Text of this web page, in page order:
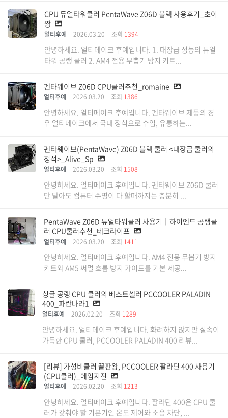
CPU 듀얼타워쿨러 PentaWave Z06D 블랙 사용후기_초이
짱
얼티후예 2026.03.20 조회 1394
안녕하세요. 얼티메이크 후예입니다. 1. 대장급 성능의 듀얼
타워 공랭 쿨러 2. AM4 전용 무뽑기 방지 키트...
펜타웨이브 Z06D CPU쿨러추천_romaine
얼티후예 2026.03.20 조회 1386
안녕하세요. 얼티메이크 후예입니다. 펜타웨이브 제품의 경
우 얼티메이크에서 국내 정식으로 수입, 유통하는...
펜타웨이브(PentaWave) Z06D 블랙 쿨러 <대장급 쿨러의
정석>_Alive_Sp
얼티후예 2026.03.20 조회 1508
안녕하세요. 얼티메이크 후예입니다. 펜타웨이브 Z06D 쿨러
만 달아도 컴퓨터 수명이 다 할때까지는 충분히 ...
PentaWave Z06D 듀얼타워쿨러 사용기｜하이엔드 공랭쿨
러 CPU쿨러추천_테크라이프
얼티후예 2026.03.20 조회 1411
안녕하세요. 얼티메이크 후예입니다. AM4 전용 무뽑기 방지
키트와 AM5 써멀 흐름 방지 가이드를 기본 제공...
싱글 공랭 CPU 쿨러의 베스트셀러 PCCOOLER PALADIN
400_파란나라1
얼티후예 2026.02.20 조회 1289
안녕하세요. 얼티메이크 후예입니다. 화려하지 않지만 실속이
가득한 CPU 쿨러, PCCOOLER PALADIN 400 리뷰...
[리뷰] 가성비쿨러 끝판왕, PCCOOLER 팔라딘 400 사용기
(CPU쿨러)_에임지진
얼티후예 2026.02.20 조회 1213
안녕하세요. 얼티메이크 후예입니다. 팔라딘 400은 CPU 쿨
러가 갖춰야 할 기본기인 온도 제어와 소음 차단, ...